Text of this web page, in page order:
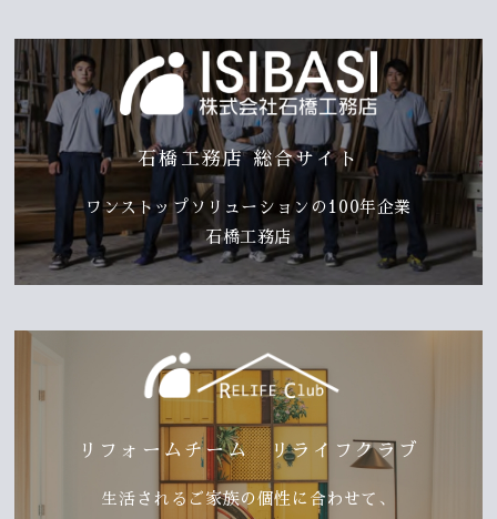
石橋工務店 総合サイト
ワンストップソリューションの100年企業
石橋工務店
リフォームチーム リライフクラブ
生活されるご家族の個性に合わせて、